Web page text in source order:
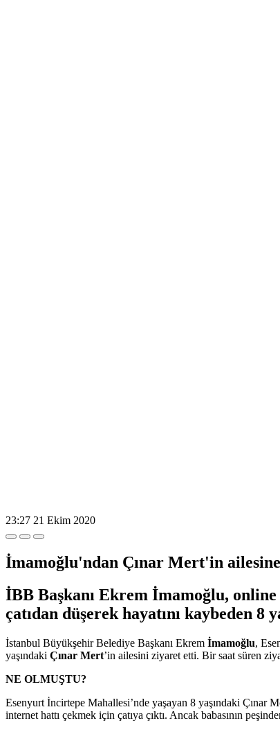
23:27 21 Ekim 2020
İmamoğlu'ndan Çınar Mert'in
İBB Başkanı Ekrem İmamoğlu, online
çatıdan düşerek hayatını kaybeden
İstanbul Büyükşehir Belediye Başkanı Ekrem İmamoğlu,
yaşındaki Çınar Mert’in ailesini ziyaret etti. Bir saat süren
NE OLMUŞTU?
Esenyurt İncirtepe Mahallesi’nde yaşayan 8 yaşındaki Çınar
internet hattı çekmek için çatıya çıktı. Ancak babasının